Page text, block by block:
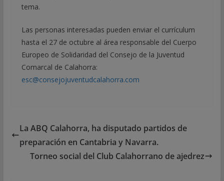
tema.
Las personas interesadas pueden enviar el currículum
hasta el 27 de octubre al área responsable del Cuerpo
Europeo de Solidaridad del Consejo de la Juventud
Comarcal de Calahorra:
esc@consejojuventudcalahorra.com
La ABQ Calahorra, ha disputado partidos de
preparación en Cantabria y Navarra.
Torneo social del Club Calahorrano de ajedrez